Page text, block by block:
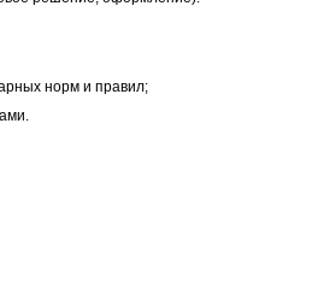
норм и правил;